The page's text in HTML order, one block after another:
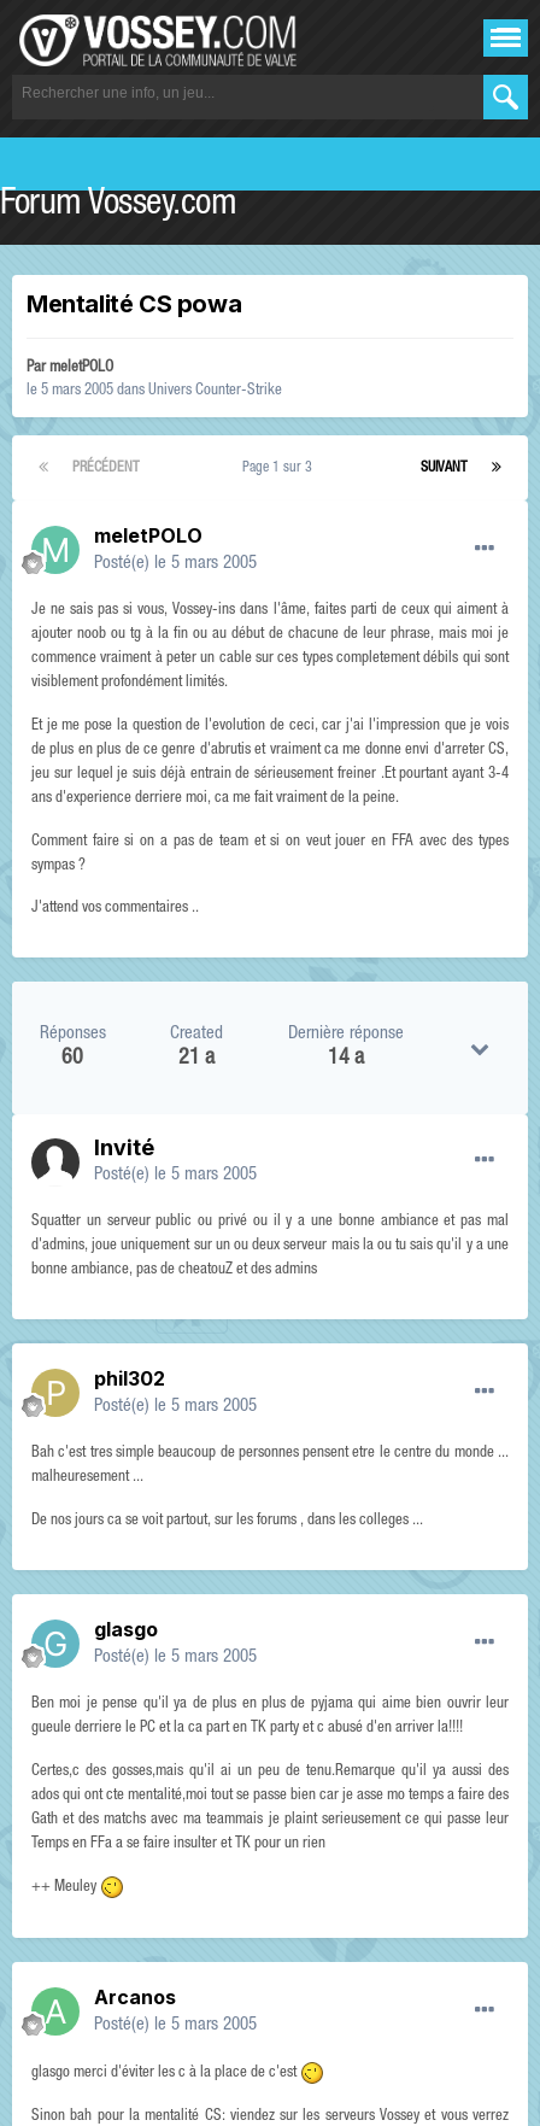
Forum Vossey.com
Mentalité CS powa
ParmeletPOLO
le 5 mars 2005 dans Univers Counter-Strike
PRÉCÉDENT SUIVANT
Page 1 sur 3
meletPOLO
Posté(e) le 5 mars 2005
Je ne sais pas si vous, Vossey-ins dans l'âme, faites parti de ceux qui aiment à
ajouter noob ou tg à la fin ou au début de chacune de leur phrase, mais moi je
commence vraiment à peter un cable sur ces types completement débils qui sont
visiblement profondément limités.
Et je me pose la question de l'evolution de ceci, car j'ai l'impression que je vois
de plus en plus de ce genre d'abrutis et vraiment ca me donne envi d'arreter CS,
jeu sur lequel je suis déjà entrain de sérieusement freiner .Et pourtant ayant 3-4
ans d'experience derriere moi, ca me fait vraiment de la peine.
Comment faire si on a pas de team et si on veut jouer en FFA avec des types
sympas ?
J'attend vos commentaires ..
Réponses
60
Created
21 a
Dernière réponse
14 a
Invité
Posté(e) le 5 mars 2005
Squatter un serveur public ou privé ou il y a une bonne ambiance et pas mal
d'admins, joue uniquement sur un ou deux serveur mais la ou tu sais qu'il y a une
bonne ambiance, pas de cheatouZ et des admins
phil302
Posté(e) le 5 mars 2005
Bah c'est tres simple beaucoup de personnes pensent etre le centre du monde ...
malheuresement ...
De nos jours ca se voit partout, sur les forums , dans les colleges ...
glasgo
Posté(e) le 5 mars 2005
Ben moi je pense qu'il ya de plus en plus de pyjama qui aime bien ouvrir leur
gueule derriere le PC et la ca part en TK party et c abusé d'en arriver la!!!!
Certes,c des gosses,mais qu'il ai un peu de tenu.Remarque qu'il ya aussi des
ados qui ont cte mentalité,moi tout se passe bien car je asse mo temps a faire des
Gath et des matchs avec ma teammais je plaint serieusement ce qui passe leur
Temps en FFa a se faire insulter et TK pour un rien
++ Meuley
Arcanos
Posté(e) le 5 mars 2005
glasgo merci d'éviter les c à la place de c'est
Sinon bah pour la mentalité CS: viendez sur les serveurs Vossey et vous verrez